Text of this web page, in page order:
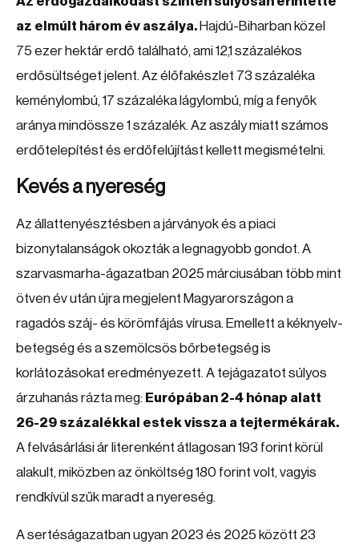
az elmúlt három év aszálya. Hajdú-Biharban közel
75 ezer hektár erdő található, ami 12,1 százalékos
erdősültséget jelent. Az élőfakészlet 73 százaléka
keménylombú, 17 százaléka lágylombú, míg a fenyők
aránya mindössze 1 százalék. Az aszály miatt számos
erdőtelepítést és erdőfelújítást kellett megismételni.
Kevés a nyereség
Az állattenyésztésben a járványok és a piaci
bizonytalanságok okozták a legnagyobb gondot. A
szarvasmarha-ágazatban 2025 márciusában több mint
ötven év után újra megjelent Magyarországon a
ragadós száj- és körömfájás vírusa. Emellett a kéknyelv-
betegség és a szemölcsös bőrbetegség is
korlátozásokat eredményezett. A tejágazatot súlyos
árzuhanás rázta meg: Európában 2-4 hónap alatt
26-29 százalékkal estek vissza a tejtermékárak.
A felvásárlási ár literenként átlagosan 193 forint körül
alakult, miközben az önköltség 180 forint volt, vagyis
rendkívül szűk maradt a nyereség.
A sertéságazatban ugyan 2023 és 2025 között 23